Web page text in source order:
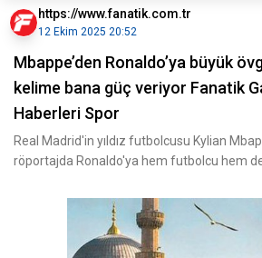
https://www.fanatik.com.tr
12 Ekim 2025 20:52
Mbappe’den Ronaldo’ya büyük
kelime bana güç veriyor Fanatik
Haberleri Spor
Real Madrid'in yıldız futbolcusu Kylian
röportajda Ronaldo'ya hem futbolcu hem